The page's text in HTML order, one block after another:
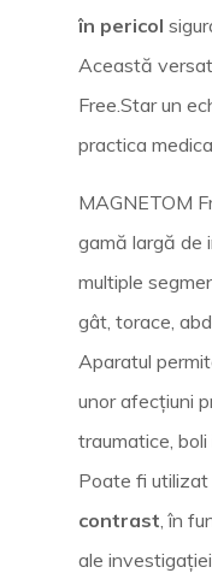
în pericol
Această
Free.Star un
practica
MAGNETOM
gamă largă de
multiple
gât, torace,
Aparatul
unor afecțiuni
traumatice,
Poate fi utilizat
contrast , în
ale